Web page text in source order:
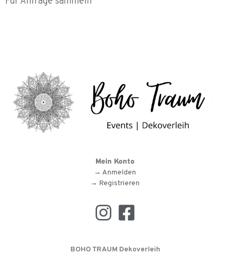
Mein Konto
→ Anmelden
→ Registrieren
BOHO TRAUM Dekoverleih